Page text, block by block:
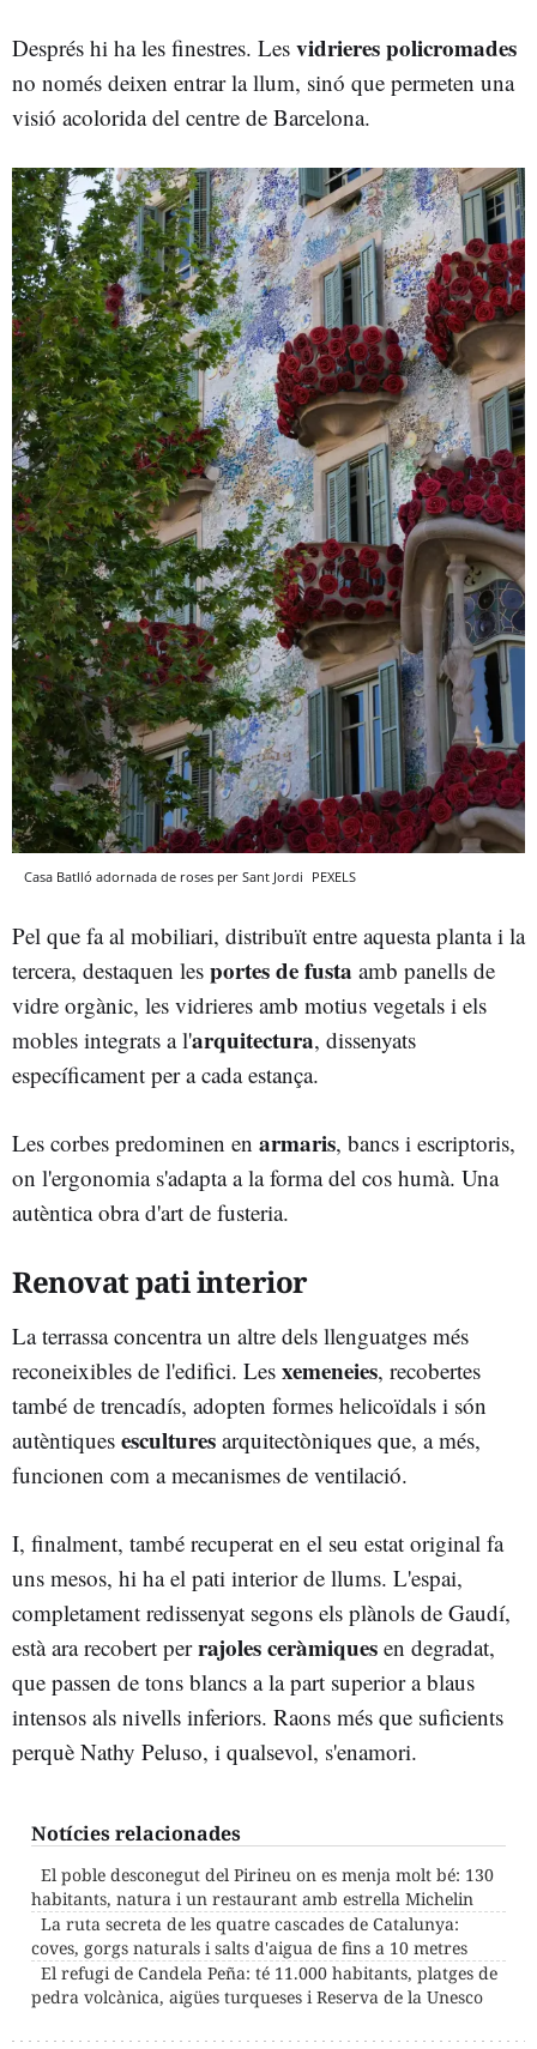
Després hi ha les finestres. Les vidrieres policromades
no només deixen entrar la llum, sinó que permeten una
visió acolorida del centre de Barcelona.
Casa Batlló adornada de roses per Sant Jordi PEXELS
Pel que fa al mobiliari, distribuït entre aquesta planta i la
tercera, destaquen les portes de fusta amb panells de
vidre orgànic, les vidrieres amb motius vegetals i els
mobles integrats a l'arquitectura, dissenyats
específicament per a cada estança.
Les corbes predominen en armaris, bancs i escriptoris,
on l'ergonomia s'adapta a la forma del cos humà. Una
autèntica obra d'art de fusteria.
Renovat pati interior
La terrassa concentra un altre dels llenguatges més
reconeixibles de l'edifici. Les xemeneies, recobertes
també de trencadís, adopten formes helicoïdals i són
autèntiques escultures arquitectòniques que, a més,
funcionen com a mecanismes de ventilació.
I, finalment, també recuperat en el seu estat original fa
uns mesos, hi ha el pati interior de llums. L'espai,
completament redissenyat segons els plànols de Gaudí,
està ara recobert perrajoles ceràmiques en degradat,
que passen de tons blancs a la part superior a blaus
intensos als nivells inferiors. Raons més que suficients
perquè Nathy Peluso, i qualsevol, s'enamori.
Notícies relacionades
El poble desconegut del Pirineu on es menja molt bé: 130
habitants, natura i un restaurant amb estrella Michelin
La ruta secreta de les quatre cascades de Catalunya:
coves, gorgs naturals i salts d'aigua de fins a 10 metres
El refugi de Candela Peña: té 11.000 habitants, platges de
pedra volcànica, aigües turqueses i Reserva de la Unesco